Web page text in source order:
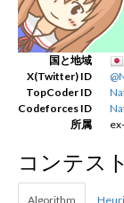
国と地域
X(Twitter) ID
TopCoder ID
Codeforces ID
所属
コンテス
Algorithm